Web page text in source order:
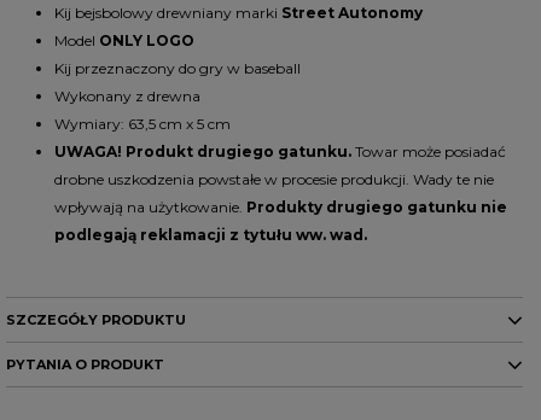
Kij bejsbolowy drewniany marki Street Autonomy
Model ONLY LOGO
Kij przeznaczony do gry w baseball
Wykonany z drewna
Wymiary: 63,5 cm x 5 cm
UWAGA! Produkt drugiego gatunku.Towar może posiadać
drobne uszkodzenia powstałe w procesie produkcji. Wady te nie
wpływają na użytkowanie. Produkty drugiego gatunku nie
podlegają reklamacji z tytułu ww. wad.
SZCZEGÓŁY PRODUKTU
Marka STREET AUTONOMY
PYTANIA O PRODUKT